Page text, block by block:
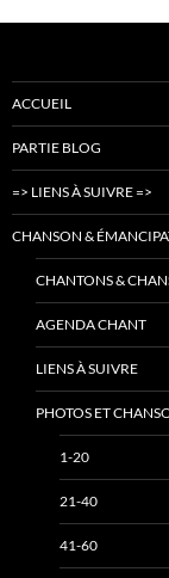
ACCUEIL
PARTIE BLOG
=> LIENS À SUIVRE =>
CHANSON &
CHANTONS &
AGENDA CHANT
LIENS À SUIVRE
PHOTOS ET
1-20
21-40
41-60